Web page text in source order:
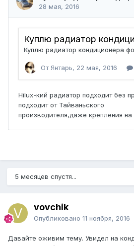
5 месяцев спустя...
vovchik
Опубликовано 11 ноября, 2016
Давайте оживим тему. Увидел на